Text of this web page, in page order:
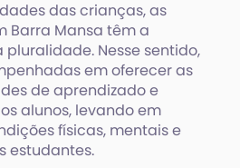
das crianças, as
Barra Mansa têm a
Nesse sentido,
em oferecer as
de aprendizado e
alunos, levando em
físicas, mentais e
estudantes.